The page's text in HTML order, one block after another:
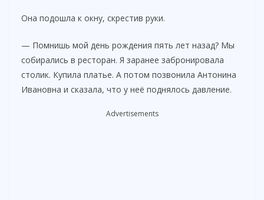
o
Она подошла к окну, скрестив руки.
— Помнишь мой день рождения пять лет назад? Мы
собирались в ресторан. Я заранее забронировала
столик. Купила платье. А потом позвонила Антонина
Ивановна и сказала, что у неё поднялось давление.
Advertisements